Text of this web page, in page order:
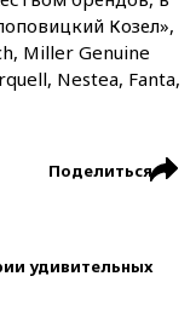
Козел»,
Miller Genuine
Nestea, Fanta,
Поделиться
удивительных